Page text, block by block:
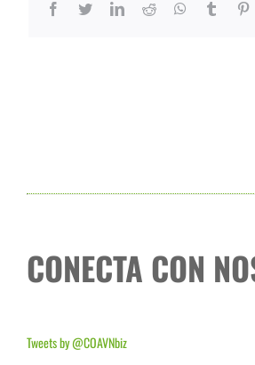
Facebook
TwitterLinkedIn
Reddit Whatsapp
Tumblr
CONECTA CON
Tweets by @COAVNbiz